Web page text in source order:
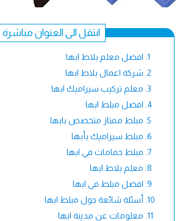
انتقل الى العنوان مباشرة
افضل معلم بلاط ابها
شركة اعمال بلاط ابها
معلم تركيب سيراميك ابها
افضل مبلط ابها
مبلط ممتاز متخصص بابها
مبلط سيراميك بأبها
مبلط حمامات في ابها
معلم بلاط ابها
افضل مبلط في ابها
أسئلة شائعة حول مبلط ابها
معلومات عن مدينة ابها